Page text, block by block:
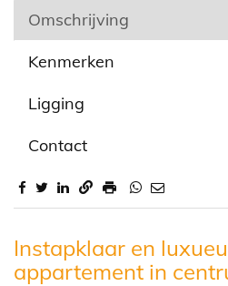
Omschrijving
Kenmerken
Ligging
Contact
Omschrijving
Instapklaar en
appartement in